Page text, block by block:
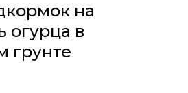
на
огурца в
грунте